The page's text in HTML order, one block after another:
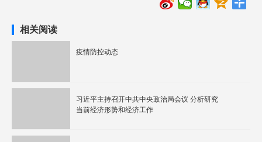
相关阅读
疫情防控动态
习近平主持召开中共中央政治局会议 分析研究
当前经济形势和经济工作